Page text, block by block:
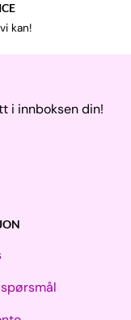
kan!
i innboksen din!